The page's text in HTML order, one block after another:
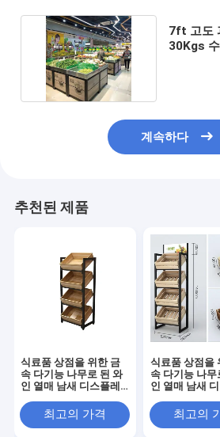
7ft 고도
30Kgs
계속하다
추천된 제품
식료품 상점을 위한 금
속 다기능 나무로 된 와
인 열매 남새 디스플레
최고의 가격
식료품 상점을
속 다기능 나무
인 열매 남새 디
최고의